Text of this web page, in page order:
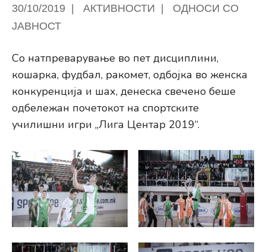
30/10/2019 АКТИВНОСТИ
ОДНОСИ СО
ЈАВНОСТ
Со натпреварување во пет дисциплини,
кошарка, фудбал, ракомет, одбојка во женска
конкуренција и шах, денеска свечено беше
одбележан почетокот на спортските
училишни игри „Лига Центар 2019“.